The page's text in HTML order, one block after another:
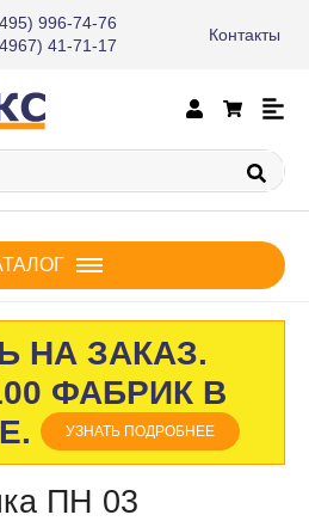
996-74-76
41-71-17
Контакты
×
НА ЗАКАЗ.
ФАБРИК В
УЗНАТЬ ПОДРОБНЕЕ
ПН 03